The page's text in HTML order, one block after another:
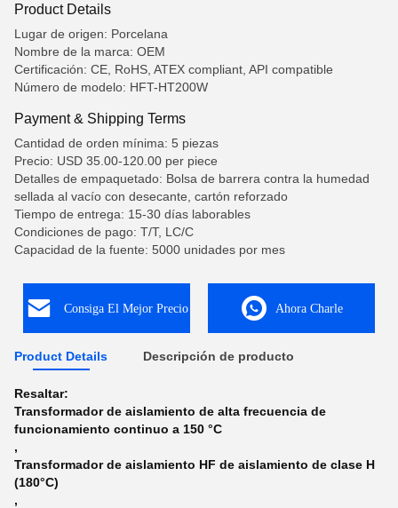
de gas de petróleo
Product Details
Lugar de origen: Porcelana
Nombre de la marca: OEM
Certificación: CE, RoHS, ATEX compliant, API compatible
Número de modelo: HFT-HT200W
Payment & Shipping Terms
Cantidad de orden mínima: 5 piezas
Precio: USD 35.00-120.00 per piece
Detalles de empaquetado: Bolsa de barrera contra la humedad
sellada al vacío con desecante, cartón reforzado
Tiempo de entrega: 15-30 días laborables
Condiciones de pago: T/T, LC/C
Capacidad de la fuente: 5000 unidades por mes
Consiga El Mejor Precio Ahora Charle
Product Details Descripción de producto
Resaltar:
Transformador de aislamiento de alta frecuencia de
funcionamiento continuo a 150 °C
,
Transformador de aislamiento HF de aislamiento de clase H
(180°C)
,